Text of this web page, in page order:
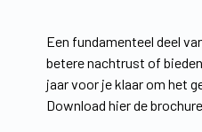
Een fundamenteel deel
betere nachtrust of
jaar voor je klaar om het
Download hier de